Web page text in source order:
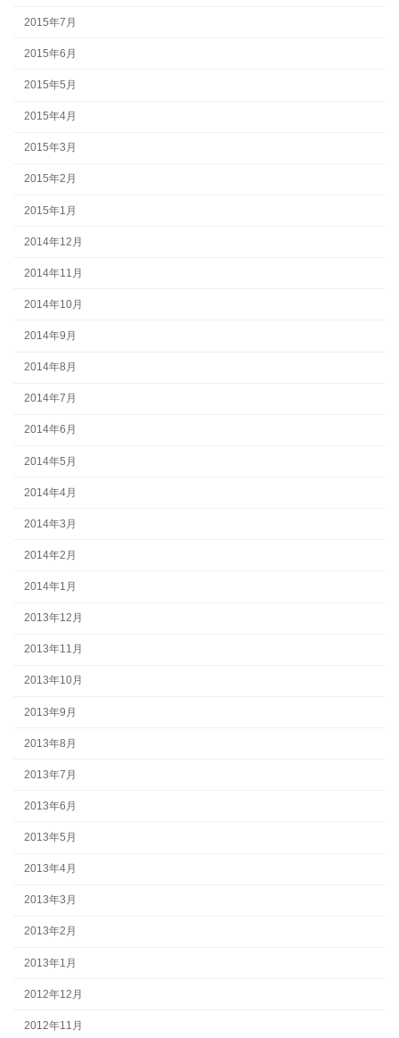
2015年7月
2015年6月
2015年5月
2015年4月
2015年3月
2015年2月
2015年1月
2014年12月
2014年11月
2014年10月
2014年9月
2014年8月
2014年7月
2014年6月
2014年5月
2014年4月
2014年3月
2014年2月
2014年1月
2013年12月
2013年11月
2013年10月
2013年9月
2013年8月
2013年7月
2013年6月
2013年5月
2013年4月
2013年3月
2013年2月
2013年1月
2012年12月
2012年11月